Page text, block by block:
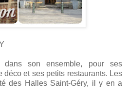
son ensemble, pour ses
déco et ses petits restaurants. Les
des Halles Saint-Géry, il y en a